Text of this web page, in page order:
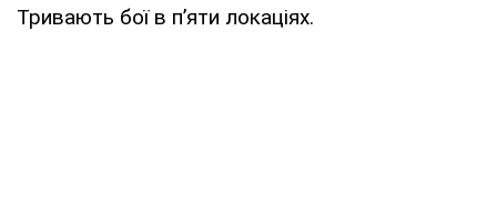
Тривають бої в п’яти локаціях.